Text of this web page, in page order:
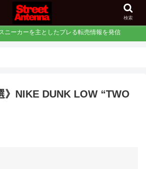
ニーカーを主としたプレる転売情報を発信
》NIKE DUNK LOW “TWO
検索